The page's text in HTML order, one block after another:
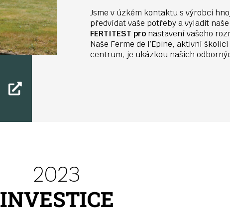
Jsme v úzkém kontaktu s výrobci
předvídat vaše potřeby a vyladit
FERTITEST pro nastavení vašeho
Naše Ferme de l’Epine, aktivní
centrum, je ukázkou našich
2023
INVESTICE